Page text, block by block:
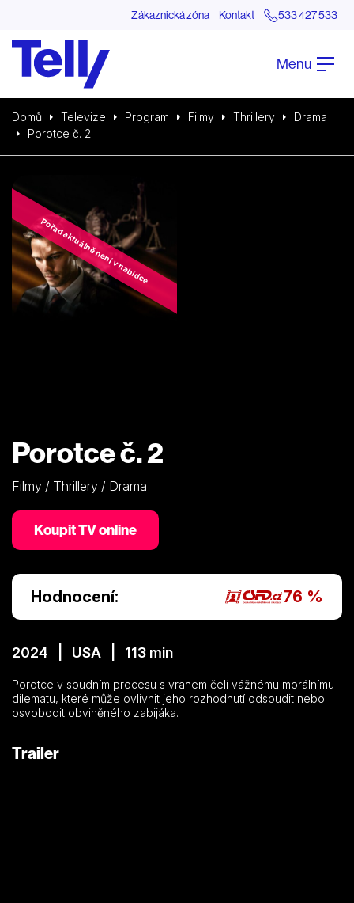
Zákaznická zóna Kontakt 533 427 533
Menu
Domů Televize Program Filmy Thrillery
Drama
Porotce č. 2
Pořad aktuálně není v nabídce
Porotce č. 2
Filmy / Thrillery / Drama
Koupit TV online
Hodnocení: 76 %
2024 | USA | 113 min
Porotce v soudním procesu s vrahem čelí vážnému morálnímu
dilematu, které může ovlivnit jeho rozhodnutí odsoudit nebo
osvobodit obviněného zabijáka.
Trailer